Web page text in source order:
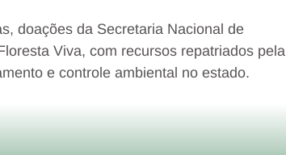
doações da Secretaria Nacional de
Viva, com recursos repatriados pela
e controle ambiental no estado.